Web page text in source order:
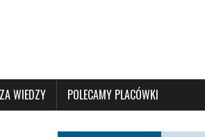
WIEDZY POLECAMY PLACÓWKI